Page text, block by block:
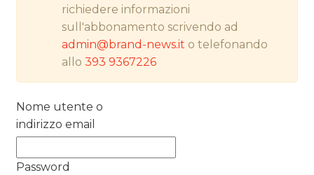
PREVISIONI/SCENARI
NORMATIVE
CASE HISTORY
OPINIONI
richiedere informazioni
sull'abbonamento scrivendo ad
admin@brand-news.it o telefonando
allo393 9367226
Nome utente o
indirizzo email
Password